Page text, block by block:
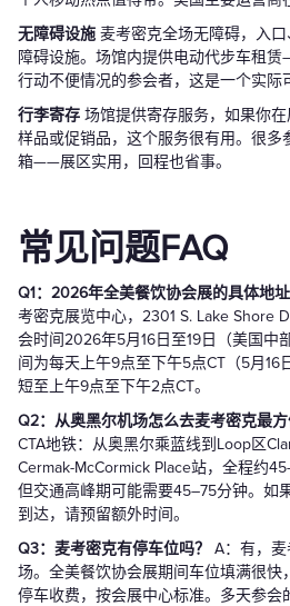
无障碍设施 麦考密克全场无障碍，入
障碍设施。场馆内提供电动代步车租
行动不便情况的参会者，这是一个实际
行李寄存 场馆提供寄存服务，如果你
样品或促销品，这个服务很有用。很多
箱——展区实用，回程也省事。
常见问题FAQ
Q1：2026年全美餐饮协会展的具体地址
考密克展览中心，2301 S. Lake Shore
会时间2026年5月16日至19日（美国中
间为每天上午9点至下午5点CT（5月16
短至上午9点至下午2点CT。
Q2：从奥黑尔机场怎么去麦考密克最方
CTA地铁：从奥黑尔乘蓝线到Loop区
Cermak-McCormick Place站，全程约
但交通高峰期可能需要45–75分钟。如
到达，请预留额外时间。
Q3：麦考密克有停车位吗？
A：有，
场。全美餐饮协会展期间车位填满很快
停车收费，按会展中心标准。多天参会